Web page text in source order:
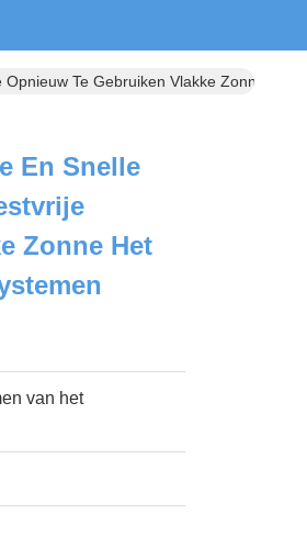
Te Gebruiken Vlakke Zonne Het
En Snelle
Zonne Het
van het